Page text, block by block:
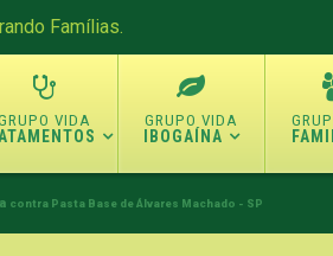
Famílias.
IBOGAÍNA
contra Pasta Base de Álvares Machado - SP